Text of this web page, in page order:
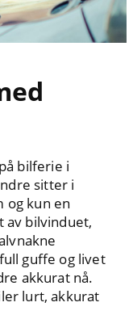
bilferie i
sitter i
og kun en
av bilvinduet,
guffe og livet
akkurat nå.
lurt, akkurat